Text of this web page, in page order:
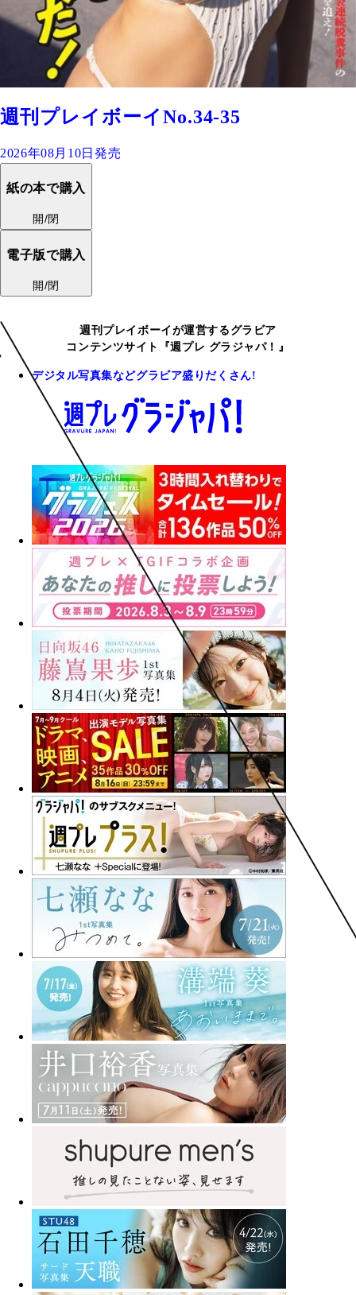
週刊プレイボーイNo.34-35
2026年08月10日発売
紙の本で購入
開/閉
電子版で購入
開/閉
週刊プレイボーイが運営するグラビア
コンテンツサイト『週プレ グラジャパ！』
デジタル写真集などグラビア盛りだくさん!